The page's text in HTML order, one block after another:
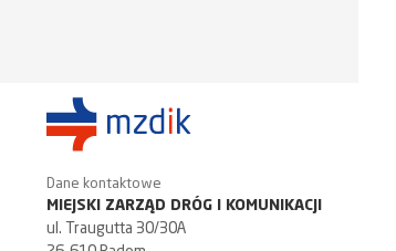
Dane kontaktowe
MIEJSKI ZARZĄD DRÓG I KOMUNIKACJI
ul. Traugutta 30/30A